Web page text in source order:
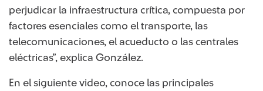
perjudicar la infraestructura crítica, compuesta por
factores esenciales como el transporte, las
telecomunicaciones, el acueducto o las centrales
eléctricas”, explica González.
En el siguiente video, conoce las principales